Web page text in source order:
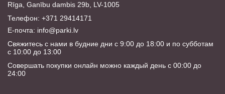
Rīga, Ganību dambis 29b, LV-1005
Телефон: +371 29414171
E-почта: info@parki.lv
Свяжитесь с нами в будние дни с 9:00 до 18:00 и по субботам
с 10:00 до 13:00
Совершать покупки онлайн можно каждый день с 00:00 до
24:00